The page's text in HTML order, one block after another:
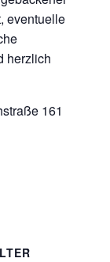
eventuelle
herzlich
161